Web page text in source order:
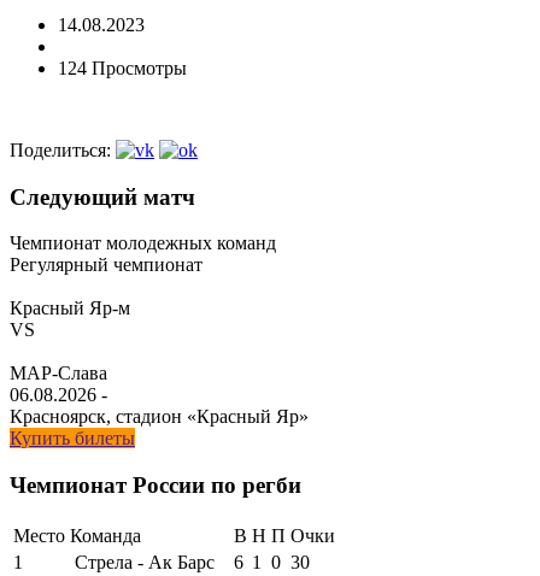
14.08.2023
124 Просмотры
Поделиться:
Следующий матч
Чемпионат молодежных команд
Регулярный чемпионат
Красный Яр-м
VS
МАР-Слава
06.08.2026 -
Красноярск, стадион «Красный Яр»
Купить билеты
Чемпионат России по регби
Место Команда В Н П Очки
1
Стрела - Ак Барс 6 1 0 30